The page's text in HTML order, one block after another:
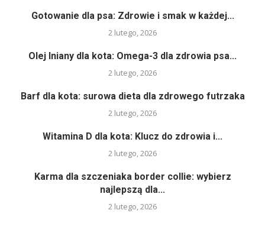
Gotowanie dla psa: Zdrowie i smak w każdej...
2 lutego, 2026
Olej lniany dla kota: Omega-3 dla zdrowia psa...
2 lutego, 2026
Barf dla kota: surowa dieta dla zdrowego futrzaka
2 lutego, 2026
Witamina D dla kota: Klucz do zdrowia i...
2 lutego, 2026
Karma dla szczeniaka border collie: wybierz
najlepszą dla...
2 lutego, 2026